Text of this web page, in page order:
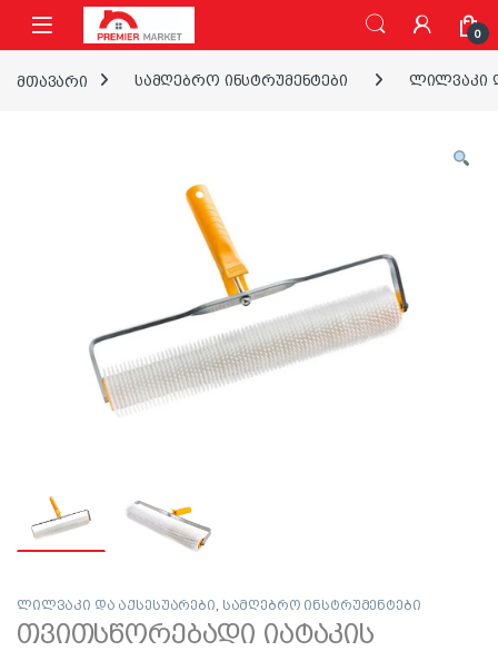
ნავიგაციაზე გადასვლა
შინაარსზე გადასვლა
0
მთავარი სამღებრო ინსტრუმენტები ლილვაკი
ლილვაკი და აქსესუარები, სამღებრო ინსტრუმენტები
თვითსწორებადი იატაკის